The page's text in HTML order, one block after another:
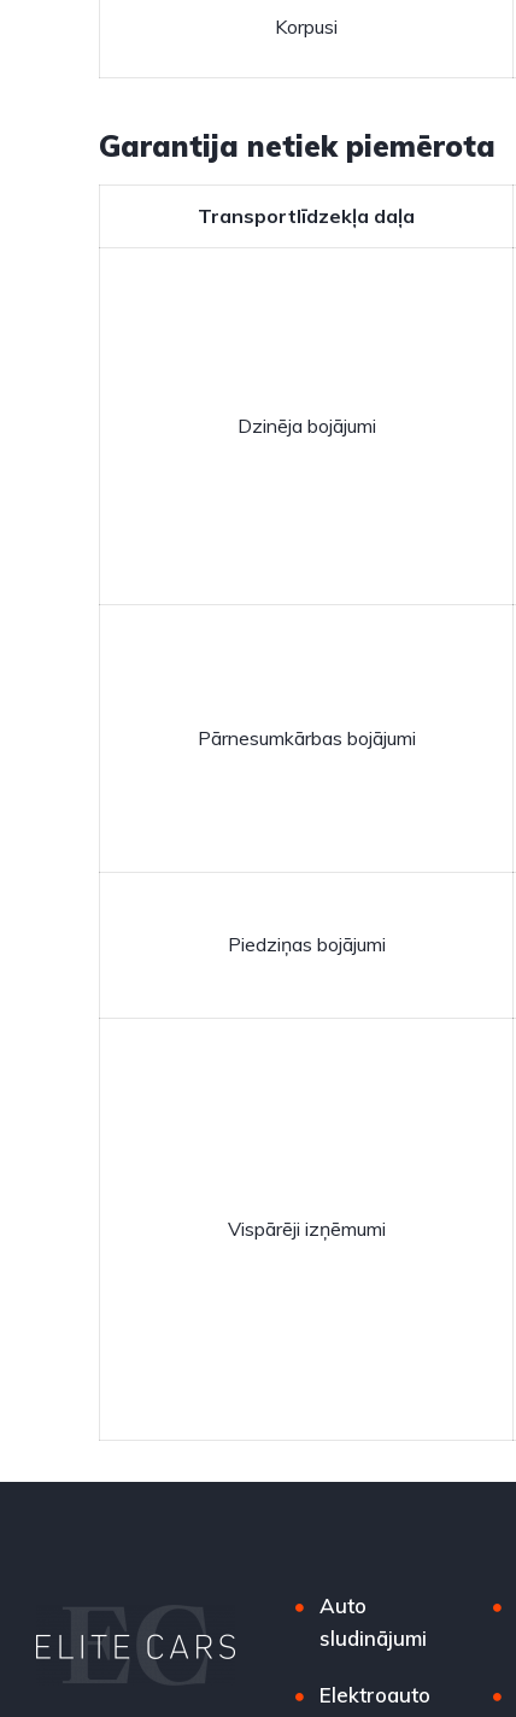
Korpusi
Garantija netiek piemērota
Transportlīdzekļa daļa
Dzinēja bojājumi
Pārnesumkārbas bojājumi
Piedziņas bojājumi
Vispārēji izņēmumi
Auto
sludinājumi
Elektroauto